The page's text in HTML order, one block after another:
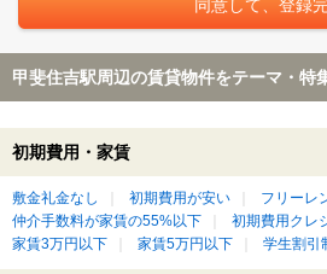
甲斐住吉駅周辺の賃貸物件をテーマ・特
初期費用・家賃
敷金礼金なし 初期費用が安い フリーレ
仲介手数料が家賃の55%以下
初期費用クレ
家賃3万円以下
家賃5万円以下 学生割引